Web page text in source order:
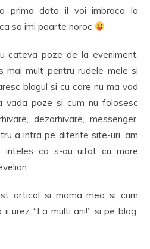
prima data il voi imbraca la
sa imi poarte noroc
cateva poze de la eveniment.
mult pentru rudele mele si
blogul si cu care nu ma vad
vada poze si cum nu folosesc
dezarhivare, messenger,
a intra pe diferite site-uri, am
inteles ca s-au uitat cu mare
articol si mama mea si cum
urez “La multi ani!” si pe blog.